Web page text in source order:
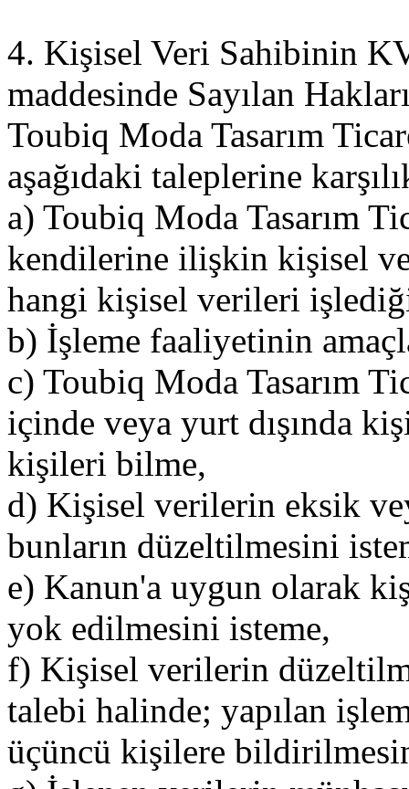
4. Kişisel Veri Sahibinin
maddesinde Sayılan
Toubiq Moda Tasarım
aşağıdaki taleplerine
a) Toubiq Moda Tasarım
kendilerine ilişkin kişisel
hangi kişisel verileri
b) İşleme faaliyetinin
c) Toubiq Moda Tasarım
içinde veya yurt dışında
kişileri bilme,
d) Kişisel verilerin eksik
bunların düzeltilmesini
e) Kanun'a uygun olarak
yok edilmesini isteme,
f) Kişisel verilerin
talebi halinde; yapılan
üçüncü kişilere